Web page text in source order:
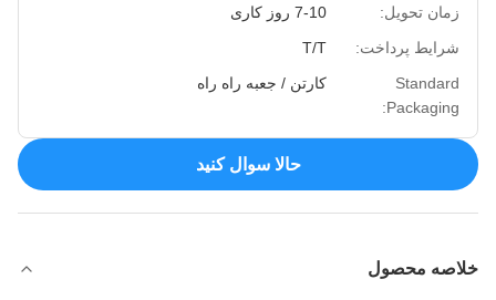
زمان تحویل:
7-10 روز کاری
شرایط پرداخت:
T/T
Standard
Packaging:
کارتن / جعبه راه راه
حالا سوال کنيد
خلاصه محصول